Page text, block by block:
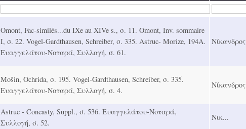
Omont, Fac-similés...du IXe au XIVe s., σ. 11. Omont, Inv. sommaire
Ι, σ. 22. Vogel-Gardthausen, Schreiber, σ. 335. Astruc- Morize, 194Α.
Ευαγγελάτου-Νοταρά, Συλλογή, σ. 61.
Νίκανδρος
Mošin, Ochrida, σ. 195. Vogel-Gardthausen, Schreiber, σ. 335.
Ευαγγελάτου-Νοταρά, Συλλογή, σ. 4.
Νίκανδρος
Astruc - Concasty, Suppl., σ. 536. Ευαγγελάτου-Νοταρά,
Συλλογή, σ. 52.
Νικ...